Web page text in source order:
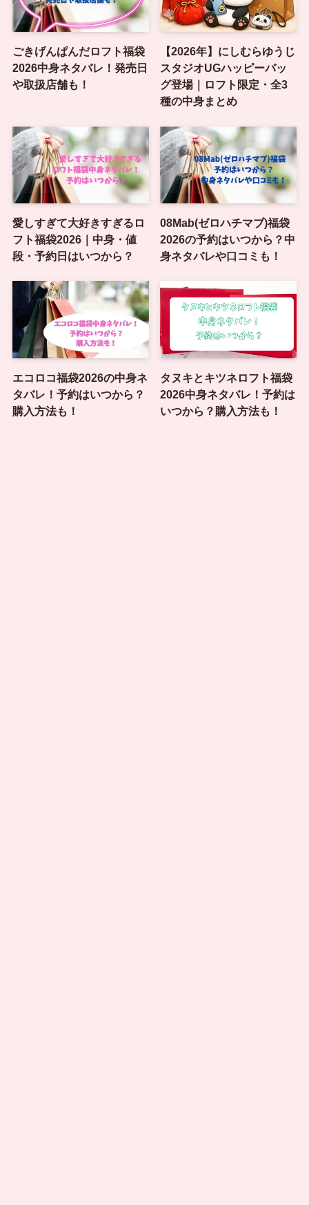
ごきげんぱんだロフト福袋
2026中身ネタバレ！発売日
や取扱店舗も！
【2026年】にしむらゆうじ
スタジオUGハッピーバッ
グ登場｜ロフト限定・全3
種の中身まとめ
愛しすぎて大好きすぎるロ
フト福袋2026｜中身・値
段・予約日はいつから？
08Mab(ゼロハチマブ)福袋
2026の予約はいつから？中
身ネタバレや口コミも！
エコロコ福袋2026の中身ネ
タバレ！予約はいつから？
購入方法も！
タヌキとキツネロフト福袋
2026中身ネタバレ！予約は
いつから？購入方法も！